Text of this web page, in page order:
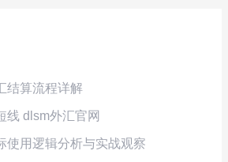
结算流程详解
线 dlsm外汇官网
使用逻辑分析与实战观察